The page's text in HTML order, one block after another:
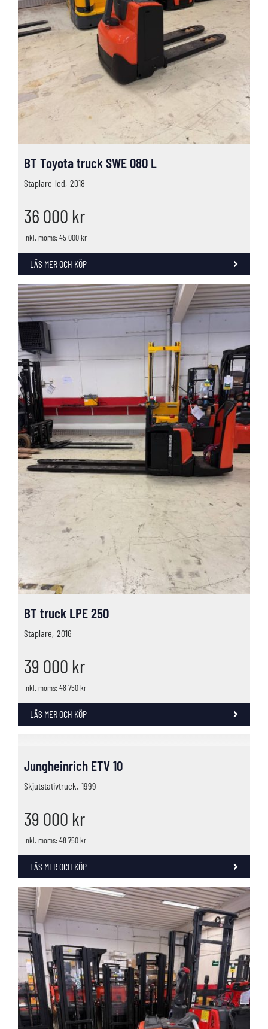
BT Toyota truck SWE 080 L
Staplare-led, 2018
36 000 kr
Inkl. moms: 45 000 kr
LÄS MER OCH KÖP
BT truck LPE 250
Staplare, 2016
39 000 kr
Inkl. moms: 48 750 kr
LÄS MER OCH KÖP
Jungheinrich ETV 10
Skjutstativtruck, 1999
39 000 kr
Inkl. moms: 48 750 kr
LÄS MER OCH KÖP